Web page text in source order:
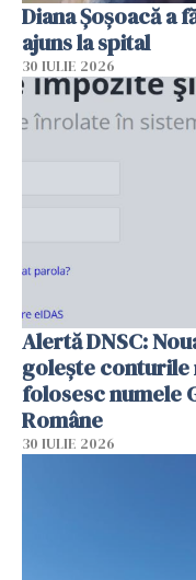
Diana Șoșoacă a
ajuns la spital
30 IULIE 2026
Alertă DNSC:
golește
folosesc numele
Române
30 IULIE 2026